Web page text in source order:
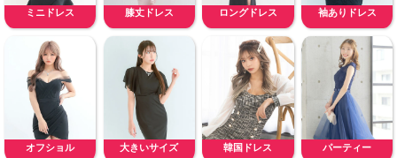
ミニドレス 膝丈ドレス ロングドレス 袖ありドレス
オフショル 大きいサイズ 韓国ドレス パーティー